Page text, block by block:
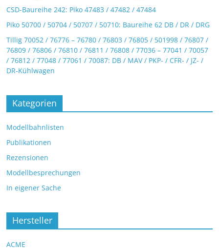
CSD-Baureihe 242: Piko 47483 / 47482 / 47484
Piko 50700 / 50704 / 50707 / 50710: Baureihe 62 DB / DR / DRG
Tillig 70052 / 76776 – 76780 / 76803 / 76805 / 501998 / 76807 /
76809 / 76806 / 76810 / 76811 / 76808 / 77036 – 77041 / 70057
/ 76812 / 77048 / 77061 / 70087: DB / MAV / PKP- / CFR- / JZ- /
DR-Kühlwagen
Kategorien
Modellbahnlisten
Publikationen
Rezensionen
Modellbesprechungen
In eigener Sache
Hersteller
ACME